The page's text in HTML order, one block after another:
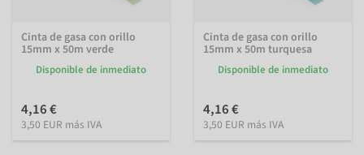
Cinta de gasa con orillo
15mm x 50m verde
Disponible de inmediato
4,16 €
3,50 EUR más IVA
Cinta de gasa con orillo
15mm x 50m turquesa
Disponible de inmediato
4,16 €
3,50 EUR más IVA